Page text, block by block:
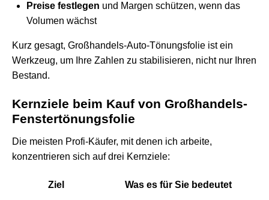
Preise festlegen und Margen schützen, wenn das
Volumen wächst
Kurz gesagt, Großhandels-Auto-Tönungsfolie ist ein
Werkzeug, um Ihre Zahlen zu stabilisieren, nicht nur Ihren
Bestand.
Kernziele beim Kauf von Großhandels-
Fenstertönungsfolie
Die meisten Profi-Käufer, mit denen ich arbeite,
konzentrieren sich auf drei Kernziele:
Ziel Was es für Sie bedeutet